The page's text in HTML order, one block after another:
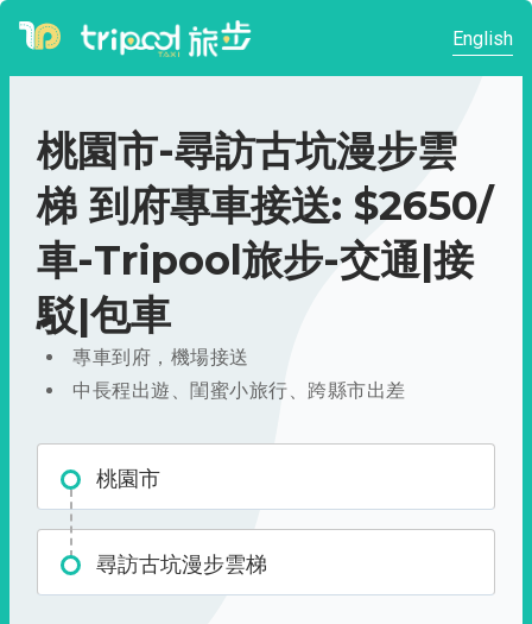
English
桃園市-尋訪古坑漫步雲
梯 到府專車接送: $2650/
車-Tripool旅步-交通|接
駁|包車
專車到府，機場接送
中長程出遊、閨蜜小旅行、跨縣市出差
桃園市
尋訪古坑漫步雲梯